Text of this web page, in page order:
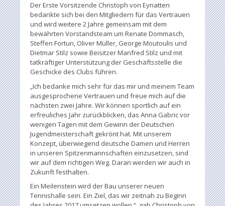
Der Erste Vorsitzende Christoph von Eynatten
bedankte sich bei den Mitgliedern für das Vertrauen
und wird weitere 2 Jahre gemeinsam mit dem
bewährten Vorstandsteam um Renate Dommasch,
Steffen Fortun, Oliver Müller, George Moutoulis und
Dietmar Stilz sowie Beisitzer Manfred Stilz und mit
tatkräftiger Unterstützung der Geschäftsstelle die
Geschicke des Clubs führen.
„Ich bedanke mich sehr für das mir und meinem Team
ausgesprochene Vertrauen und freue mich auf die
nächsten zwei Jahre. Wir können sportlich auf ein
erfreuliches Jahr zurückblicken, das Anna Gabric vor
wenigen Tagen mit dem Gewinn der Deutschen
Jugendmeisterschaft gekrönt hat. Mit unserem
Konzept, überwiegend deutsche Damen und Herren
in unseren Spitzenmannschaften einzusetzen, sind
wir auf dem richtigen Weg. Daran werden wir auch in
Zukunft festhalten.
Ein Meilenstein wird der Bau unserer neuen
Tennishalle sein. Ein Ziel, das wir zeitnah zu Beginn